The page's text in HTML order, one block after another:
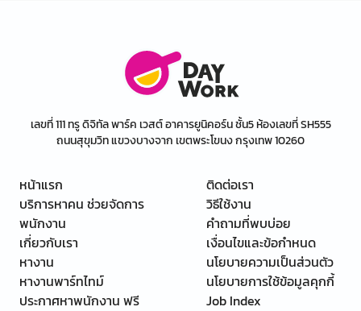
เลขที่ 111 ทรู ดิจิทัล พาร์ค เวสต์ อาคารยูนิคอร์น ชั้น5 ห้องเลขที่ SH555
ถนนสุขุมวิท แขวงบางจาก เขตพระโขนง กรุงเทพ 10260
หน้าแรก
บริการหาคน ช่วยจัดการ
พนักงาน
เกี่ยวกับเรา
หางาน
หางานพาร์ทไทม์
ประกาศหาพนักงาน ฟรี
ติดต่อเรา
วิธีใช้งาน
คำถามที่พบบ่อย
เงื่อนไขและข้อกำหนด
นโยบายความเป็นส่วนตัว
นโยบายการใช้ข้อมูลคุกกี้
Job Index